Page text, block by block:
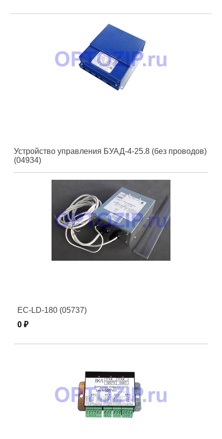
Устройство управления БУАД-4-25.8 (без проводов)
(04934)
EC-LD-180 (05737)
0 ₽